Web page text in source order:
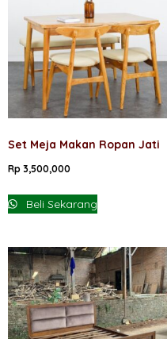
Set Meja Makan Ropan Jati
Rp 3,500,000
Beli Sekarang